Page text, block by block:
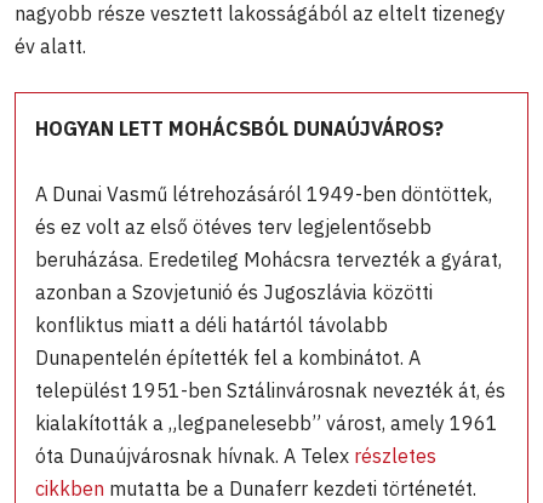
nagyobb része vesztett lakosságából az eltelt tizenegy
év alatt.
HOGYAN LETT MOHÁCSBÓL DUNAÚJVÁROS?
A Dunai Vasmű létrehozásáról 1949-ben döntöttek,
és ez volt az első ötéves terv legjelentősebb
beruházása. Eredetileg Mohácsra tervezték a gyárat,
azonban a Szovjetunió és Jugoszlávia közötti
konfliktus miatt a déli határtól távolabb
Dunapentelén építették fel a kombinátot. A
települést 1951-ben Sztálinvárosnak nevezték át, és
kialakították a „legpanelesebb” várost, amely 1961
óta Dunaújvárosnak hívnak. A Telex részletes
cikkben mutatta be a Dunaferr kezdeti történetét.